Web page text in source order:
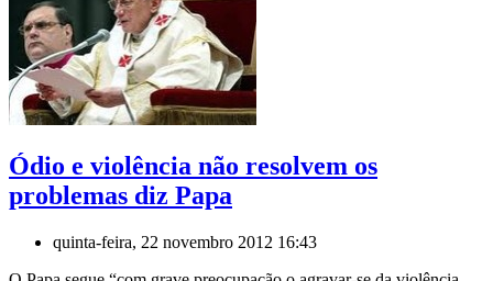
Ódio e violência não resolvem os
problemas diz Papa
quinta-feira, 22 novembro 2012 16:43